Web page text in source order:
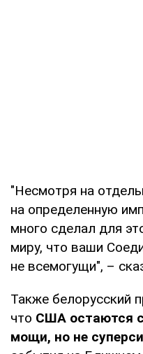
"Несмотря на
на определенную
много сделал для
миру, что ваши
не всемогущи", –
Также белорусский
что США остаются
мощи, но не